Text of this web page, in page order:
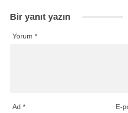
Bir yanıt yazın
Yorum *
Ad * E-